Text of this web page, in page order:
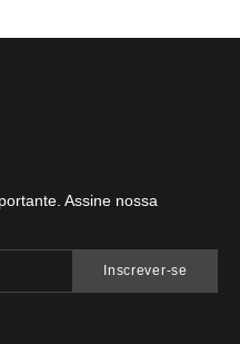
Assine nossa
Inscrever-se